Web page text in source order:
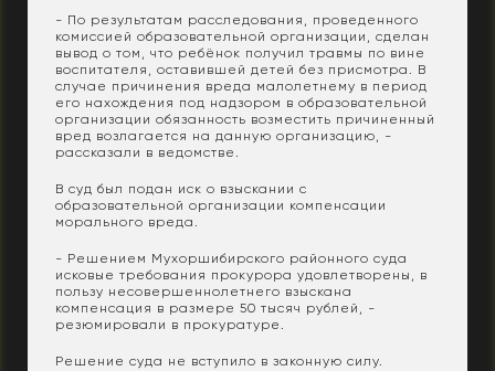
- По результатам расследования, проведенного
комиссией образовательной организации, сделан
вывод о том, что ребёнок получил травмы по вине
воспитателя, оставившей детей без присмотра. В
случае причинения вреда малолетнему в период
его нахождения под надзором в образовательной
организации обязанность возместить причиненный
вред возлагается на данную организацию, -
рассказали в ведомстве.
В суд был подан иск о взыскании с
образовательной организации компенсации
морального вреда.
- Решением Мухоршибирского районного суда
исковые требования прокурора удовлетворены, в
пользу несовершеннолетнего взыскана
компенсация в размере 50 тысяч рублей, -
резюмировали в прокуратуре.
Решение суда не вступило в законную силу.